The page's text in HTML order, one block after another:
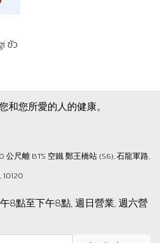
ซัว
和您所愛的人的健康。
公尺離 BTS 空鐵 鄭王橋站 (S6), 石龍軍路,
8點至下午8點, 週日營業, 週六營